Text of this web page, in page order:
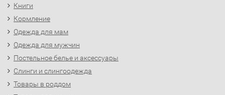
Книги
Кормление
Одежда для мам
Одежда для мужчин
Постельное белье и аксессуары
Слинги и слингоодежда
Товары в роддом